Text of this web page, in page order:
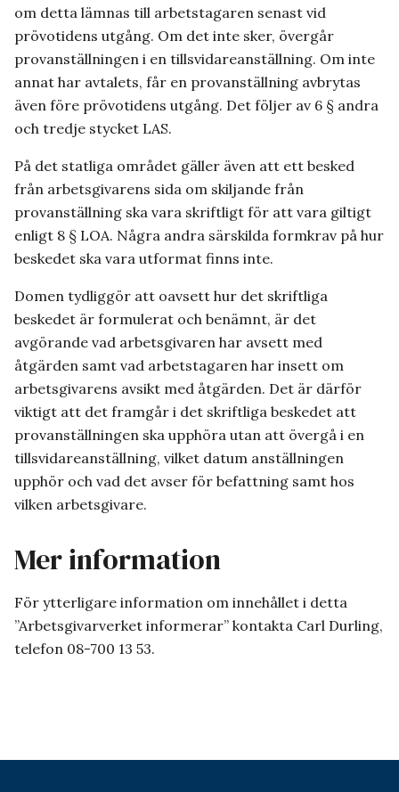
om detta lämnas till arbetstagaren senast vid
prövotidens utgång. Om det inte sker, övergår
provanställningen i en tillsvidareanställning. Om inte
annat har avtalets, får en provanställning avbrytas
även före prövotidens utgång. Det följer av 6 § andra
och tredje stycket LAS.
På det statliga området gäller även att ett besked
från arbetsgivarens sida om skiljande från
provanställning ska vara skriftligt för att vara giltigt
enligt 8 § LOA. Några andra särskilda formkrav på hur
beskedet ska vara utformat finns inte.
Domen tydliggör att oavsett hur det skriftliga
beskedet är formulerat och benämnt, är det
avgörande vad arbetsgivaren har avsett med
åtgärden samt vad arbetstagaren har insett om
arbetsgivarens avsikt med åtgärden. Det är därför
viktigt att det framgår i det skriftliga beskedet att
provanställningen ska upphöra utan att övergå i en
tillsvidareanställning, vilket datum anställningen
upphör och vad det avser för befattning samt hos
vilken arbetsgivare.
Mer information
För ytterligare information om innehållet i detta
”Arbetsgivarverket informerar” kontakta Carl Durling,
telefon 08-700 13 53.